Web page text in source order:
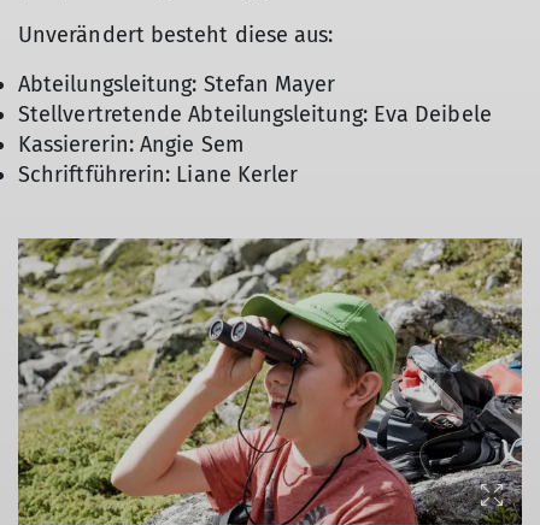
Unverändert besteht diese aus:
Abteilungsleitung: Stefan Mayer
Stellvertretende Abteilungsleitung: Eva Deibele
Kassiererin: Angie Sem
Schriftführerin: Liane Kerler